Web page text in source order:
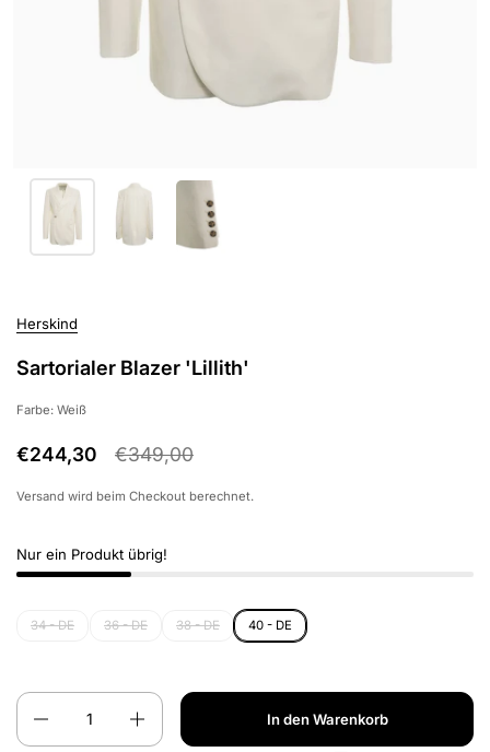
Herskind
Sartorialer Blazer 'Lillith'
Farbe: Weiß
€244,30 €349,00
Versand wird beim Checkout berechnet.
Nur ein Produkt übrig!
34 - DE 36 - DE 38 - DE 40 - DE
Anzahl
In den Warenkorb